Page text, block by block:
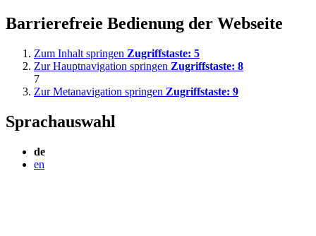
Barrierefreie Bedienung der Webseite
Zum Inhalt springen Zugriffstaste: 5
Zur Hauptnavigation springen Zugriffstaste: 8
7
Zur Metanavigation springen Zugriffstaste: 9
Sprachauswahl
de
en